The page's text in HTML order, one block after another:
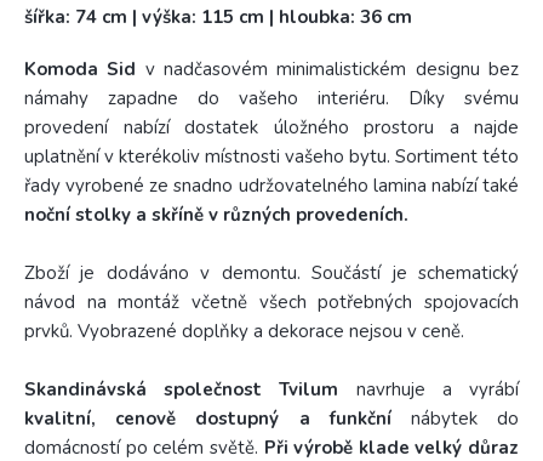
šířka: 74 cm | výška: 115 cm | hloubka: 36 cm
Komoda Sid v nadčasovém minimalistickém designu bez
námahy zapadne do vašeho interiéru. Díky svému
provedení nabízí dostatek úložného prostoru a najde
uplatnění v kterékoliv místnosti vašeho bytu. Sortiment této
řady vyrobené ze snadno udržovatelného lamina nabízí také
noční stolky a skříně v různých provedeních.
Zboží je dodáváno v demontu. Součástí je schematický
návod na montáž včetně všech potřebných spojovacích
prvků. Vyobrazené doplňky a dekorace nejsou v ceně.
Skandinávská společnost Tvilum navrhuje a vyrábí
kvalitní, cenově dostupný a funkčnínábytek do
domácností po celém světě. Při výrobě klade velký důraz